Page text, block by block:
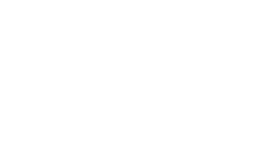
par ponction ou par incision du vaisseau.